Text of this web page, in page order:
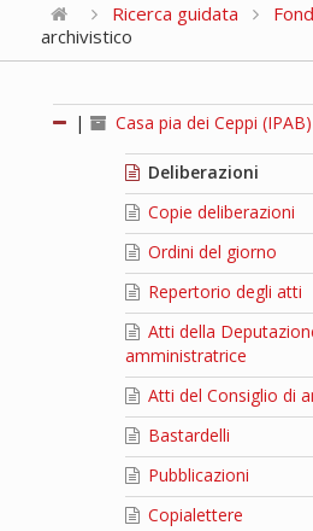
Ricerca guidata
archivistico
| Casa pia dei Ceppi (IPAB)
Deliberazioni
Copie deliberazioni
Ordini del giorno
Repertorio degli atti
Atti della
amministratrice
Atti del Consiglio di
Bastardelli
Pubblicazioni
Copialettere